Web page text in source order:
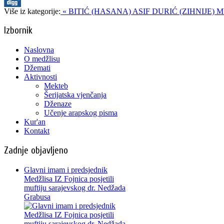
Više iz kategorije: « BITIĆ (HASANA) ASIF DURIĆ (ZIHNIJE)
Izbornik
Naslovna
O medžlisu
Džemati
Aktivnosti
Mekteb
Šerijatska vjenčanja
Dženaze
Učenje arapskog pisma
Kur'an
Kontakt
Zadnje objavljeno
Glavni imam i predsjednik
Medžlisa IZ Fojnica posjetili
muftiju sarajevskog dr. Nedžada
Grabusa